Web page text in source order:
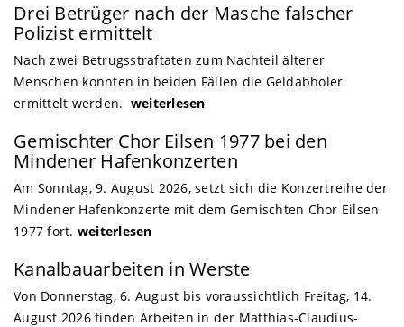
Drei Betrüger nach der Masche falscher
Polizist ermittelt
Nach zwei Betrugsstraftaten zum Nachteil älterer
Menschen konnten in beiden Fällen die Geldabholer
ermittelt werden. weiterlesen
Gemischter Chor Eilsen 1977 bei den
Mindener Hafenkonzerten
Am Sonntag, 9. August 2026, setzt sich die Konzertreihe der
Mindener Hafenkonzerte mit dem Gemischten Chor Eilsen
1977 fort. weiterlesen
Kanalbauarbeiten in Werste
Von Donnerstag, 6. August bis voraussichtlich Freitag, 14.
August 2026 finden Arbeiten in der Matthias-Claudius-